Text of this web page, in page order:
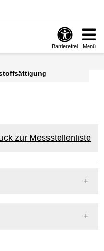
Barrierefrei Menü
zur Messstellenliste